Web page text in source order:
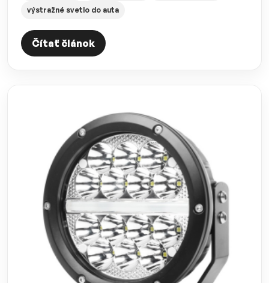
výstražné svetlo do auta
Čítať článok